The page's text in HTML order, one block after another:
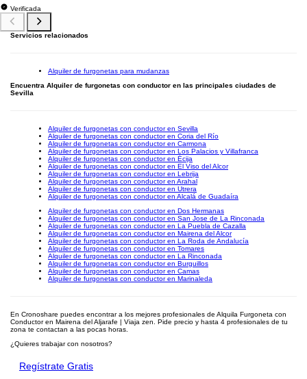
Verificada
Servicios relacionados
Alquiler de furgonetas para mudanzas
Encuentra Alquiler de furgonetas con conductor en las principales ciudades de
Sevilla
Alquiler de furgonetas con conductor en Sevilla
Alquiler de furgonetas con conductor en Coria del Río
Alquiler de furgonetas con conductor en Carmona
Alquiler de furgonetas con conductor en Los Palacios y Villafranca
Alquiler de furgonetas con conductor en Écija
Alquiler de furgonetas con conductor en El Viso del Alcor
Alquiler de furgonetas con conductor en Lebrija
Alquiler de furgonetas con conductor en Arahal
Alquiler de furgonetas con conductor en Utrera
Alquiler de furgonetas con conductor en Alcalá de Guadaíra
Alquiler de furgonetas con conductor en Dos Hermanas
Alquiler de furgonetas con conductor en San Jose de La Rinconada
Alquiler de furgonetas con conductor en La Puebla de Cazalla
Alquiler de furgonetas con conductor en Mairena del Alcor
Alquiler de furgonetas con conductor en La Roda de Andalucía
Alquiler de furgonetas con conductor en Tomares
Alquiler de furgonetas con conductor en La Rinconada
Alquiler de furgonetas con conductor en Burguillos
Alquiler de furgonetas con conductor en Camas
Alquiler de furgonetas con conductor en Marinaleda
En Cronoshare puedes encontrar a los mejores profesionales de Alquila Furgoneta con
Conductor en Mairena del Aljarafe | Viaja zen. Pide precio y hasta 4 profesionales de tu
zona te contactan a las pocas horas.
¿Quieres trabajar con nosotros?
Regístrate Gratis